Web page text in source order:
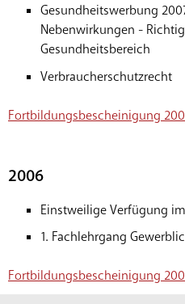
Gesundheitswerbung
Nebenwirkungen -
Gesundheitsbereich
Verbraucherschutzrecht
Fortbildungsbescheinigung
2006
Einstweilige Verfügung
1. Fachlehrgang
Fortbildungsbescheinigung